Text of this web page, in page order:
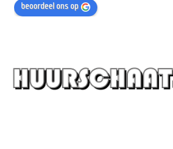
beoordeel ons op